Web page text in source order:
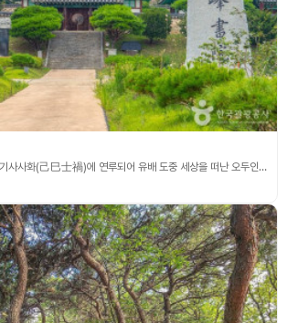
조선 숙종 때의 문신으로 기사사화(己巳士禍)에 연루되어 유배 도중 세상을 떠난 오두인(吳斗寅, 1624~1689)의 충절과 덕행을 기리기 위하여 숙종 21년(1695)에 건립된 서원이다. 숙종 23년에 임금이 ‘덕봉’이라는 현판을 하사하여 공인과 지원을 받게 되었다. 고종 8년(1871) 서원철폐령 때에도 헐리지 않고 존속한 전국 47개 서원 가운데 하나이다. 오두인은 1648년(인조26) 진사시에 1등으로 합격하고 이듬해 별시문과에 장원으로 급제한 뒤